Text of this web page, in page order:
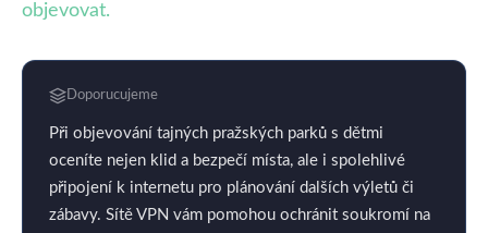
objevovat.
Doporucujeme
Při objevování tajných pražských parků s dětmi
oceníte nejen klid a bezpečí místa, ale i spolehlivé
připojení k internetu pro plánování dalších výletů či
zábavy. Sítě VPN vám pomohou ochránit soukromí na